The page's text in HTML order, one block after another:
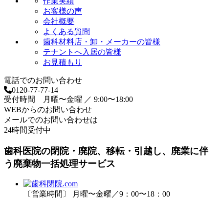
お客様の声
会社概要
よくある質問
歯科材料店・卸・メーカーの皆様
テナントへ入居の皆様
お見積もり
電話でのお問い合わせ
0120-77-77-14
受付時間 月曜〜金曜 ／ 9:00〜18:00
WEBからのお問い合わせ
メールでのお問い合わせは
24時間受付中
歯科医院の閉院・廃院、移転・引越し、廃業に伴
う廃棄物一括処理サービス
〔営業時間〕 月曜〜金曜／9：00〜18：00